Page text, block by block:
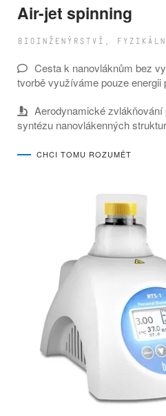
Air-jet spinning
BIOINŽENÝRSTVÍ,
Cesta k nanovláknům bez
tvorbě využíváme pouze energii
Aerodynamické
syntézu nanovlákenných
CHCI TOMU ROZUMĚT